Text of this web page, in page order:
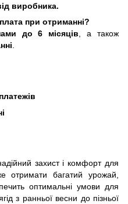
виробника.
при отриманні?
до 6 місяців , а також
захист і комфорт для
багатий урожай,
оптимальні умови для
з ранньої весни до пізньої